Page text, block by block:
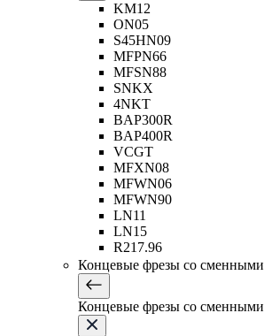
KM12
ON05
S45HN09
MFPN66
MFSN88
SNKX
4NKT
BAP300R
BAP400R
VCGT
MFXN08
MFWN06
MFWN90
LN11
LN15
R217.96
Концевые фрезы со
Концевые фрезы со